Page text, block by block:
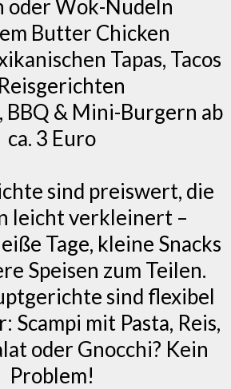
oder Wok-Nudeln
Butter Chicken
Tapas, Tacos
BBQ & Mini-Burgern ab
ca. 3 Euro
sind preiswert, die
leicht verkleinert –
Tage, kleine Snacks
Speisen zum Teilen.
sind flexibel
Scampi mit Pasta, Reis,
oder Gnocchi? Kein
Problem!